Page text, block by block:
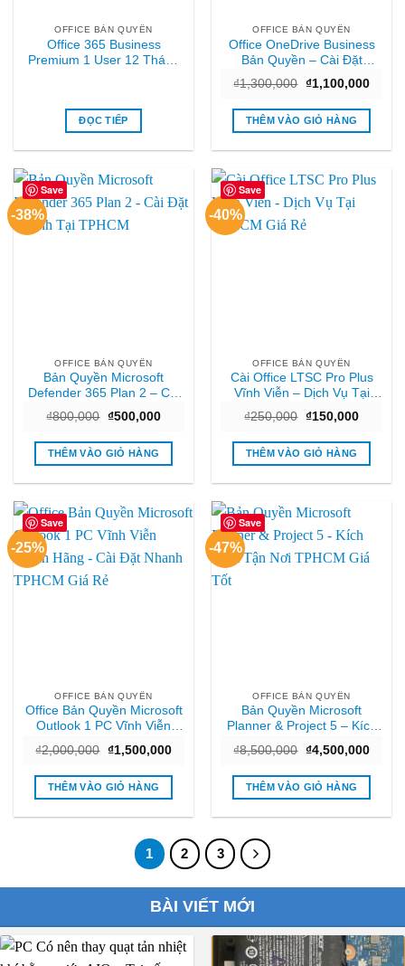
OFFICE BẢN QUYỀN
Office 365 Business
Premium 1 User 12 Tháng
ĐỌC TIẾP
OFFICE BẢN QUYỀN
Office OneDrive Business
Bản Quyền – Cài Đặt
₫1,300,000 Giá
là:
₫1,300,000.
₫1,100,000Giá
tại
THÊM VÀO GIỎ HÀNG
Save
-38%
OFFICE BẢN QUYỀN
Bản Quyền Microsoft
Defender 365 Plan 2 – Cài
₫800,000 Giá
là:
₫800,000.
₫500,000Giá
tại
₫500,000.
THÊM VÀO GIỎ HÀNG
Save
-40%
OFFICE BẢN QUYỀN
Cài Office LTSC Pro Plus
Vĩnh Viễn – Dịch Vụ Tại
₫250,000 Giá
là:
₫250,000.
₫150,000Giá
tại
THÊM VÀO GIỎ HÀNG
Save
-25%
OFFICE BẢN QUYỀN
Office Bản Quyền Microsoft
Outlook 1 PC Vĩnh Viễn
Nhanh TPHCM Giá Rẻ
₫2,000,000 Giá
gốc
là:
₫2,000,000.
₫1,500,000Giá
tại
₫1,500,000.
THÊM VÀO GIỎ HÀNG
Save
-47%
OFFICE BẢN QUYỀN
Bản Quyền Microsoft
Planner & Project 5 – Kích
Tốt
₫8,500,000 Giá
gốc
là:
₫8,500,000.
₫4,500,000Giá
tại
THÊM VÀO GIỎ HÀNG
1 2 3
BÀI VIẾT MỚI